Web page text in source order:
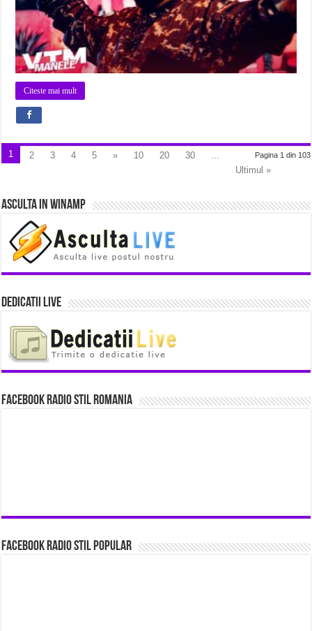
Citeste mai mult
Pagina 1 din 103
1 2 3 4 5 » 10 20 30
Ultimul »
Asculta in Winamp
Dedicatii Live
Facebook Radio Stil Romania
Facebook Radio Stil Popular